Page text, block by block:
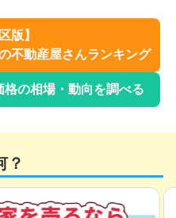
版】
不動産屋さんランキング
の相場・動向を調べる
？